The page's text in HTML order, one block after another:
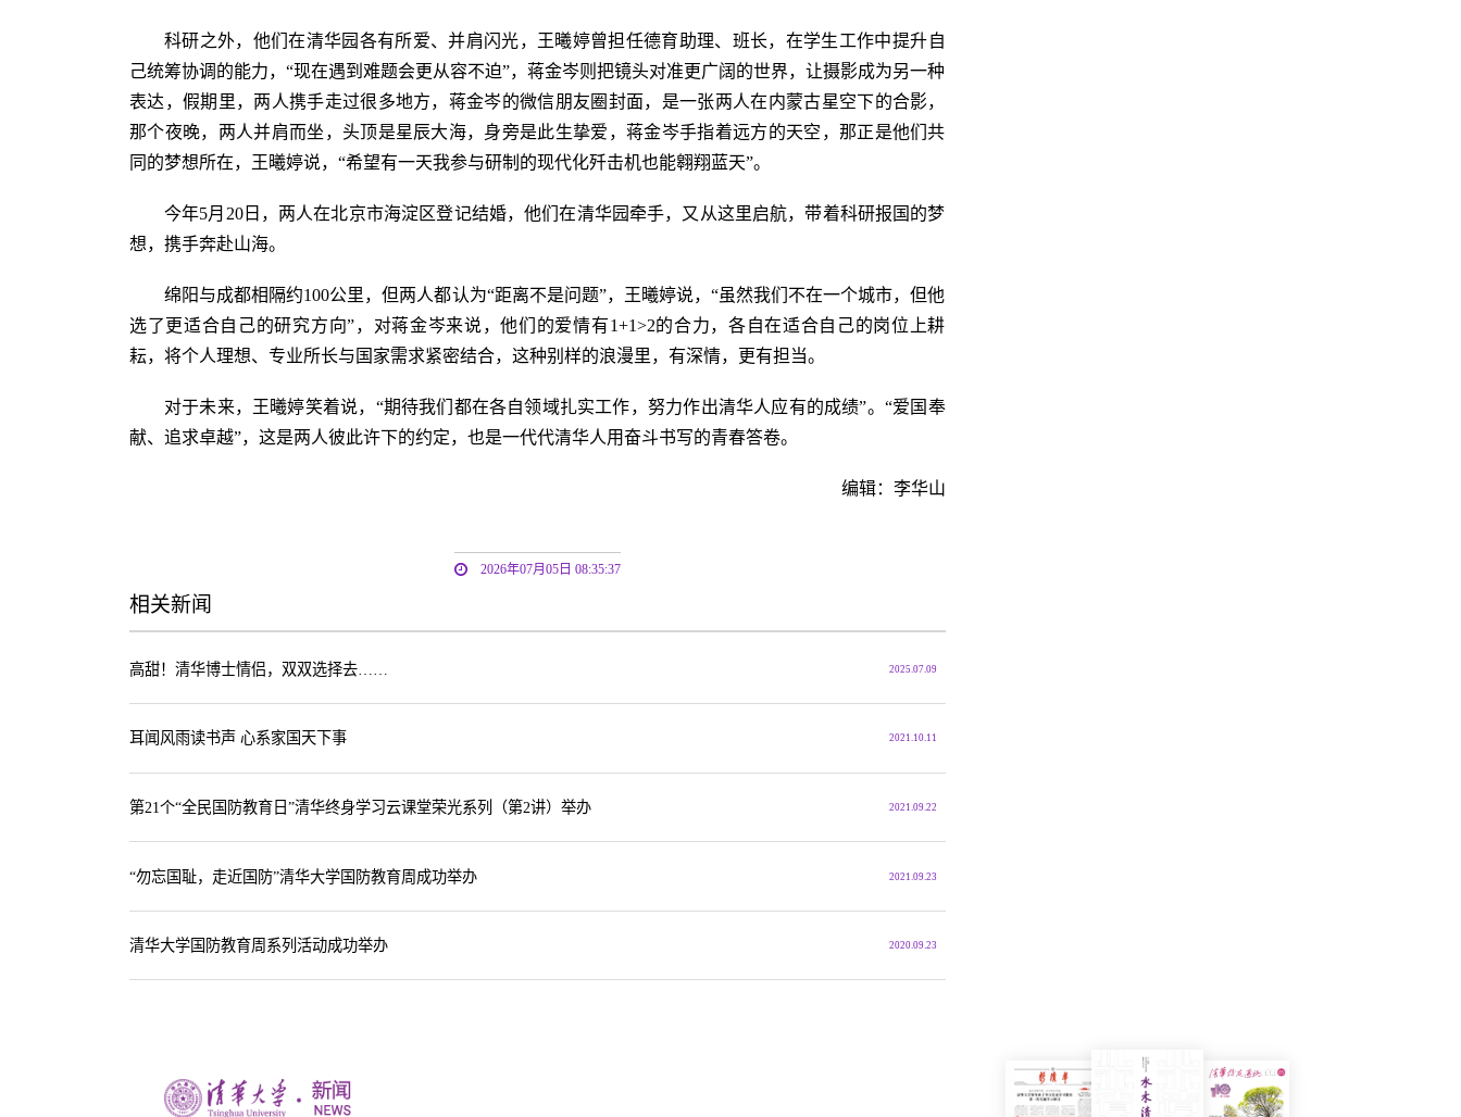
科研之外，他们在清华园各有所爱、并肩闪光，王曦婷曾担任德育助理、班长，在学生工作中提升自
己统筹协调的能力，“现在遇到难题会更从容不迫”，蒋金岑则把镜头对准更广阔的世界，让摄影成为另一种
表达，假期里，两人携手走过很多地方，蒋金岑的微信朋友圈封面，是一张两人在内蒙古星空下的合影，
那个夜晚，两人并肩而坐，头顶是星辰大海，身旁是此生挚爱，蒋金岑手指着远方的天空，那正是他们共
同的梦想所在，王曦婷说，“希望有一天我参与研制的现代化歼击机也能翱翔蓝天”。
今年5月20日，两人在北京市海淀区登记结婚，他们在清华园牵手，又从这里启航，带着科研报国的梦
想，携手奔赴山海。
绵阳与成都相隔约100公里，但两人都认为“距离不是问题”，王曦婷说，“虽然我们不在一个城市，但他
选了更适合自己的研究方向”，对蒋金岑来说，他们的爱情有1+1>2的合力，各自在适合自己的岗位上耕
耘，将个人理想、专业所长与国家需求紧密结合，这种别样的浪漫里，有深情，更有担当。
对于未来，王曦婷笑着说，“期待我们都在各自领域扎实工作，努力作出清华人应有的成绩”。“爱国奉
献、追求卓越”，这是两人彼此许下的约定，也是一代代清华人用奋斗书写的青春答卷。
编辑：李华山
2026年07月05日 08:35:37
相关新闻
2025.07.09
高甜！清华博士情侣，双双选择去……
2021.10.11
耳闻风雨读书声 心系家国天下事
2021.09.22
第21个“全民国防教育日”清华终身学习云课堂荣光系列（第2讲）举办
2021.09.23
“勿忘国耻，走近国防”清华大学国防教育周成功举办
2020.09.23
清华大学国防教育周系列活动成功举办